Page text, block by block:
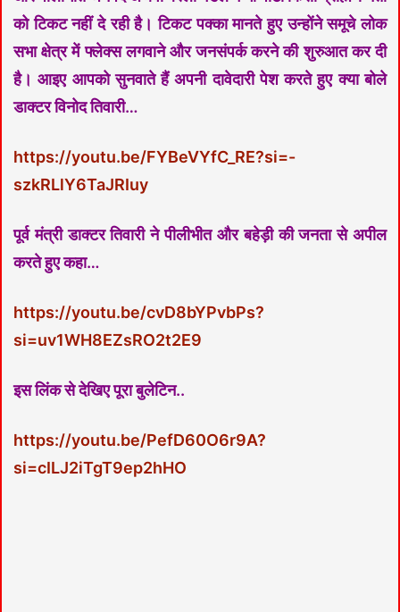
को टिकट नहीं दे रही है। टिकट पक्का मानते हुए उन्होंने समूचे लोक
सभा क्षेत्र में फ्लेक्स लगवाने और जनसंपर्क करने की शुरुआत कर दी
है। आइए आपको सुनवाते हैं अपनी दावेदारी पेश करते हुए क्या बोले
डाक्टर विनोद तिवारी…
https://youtu.be/FYBeVYfC_RE?si=-
szkRLlY6TaJRIuy
पूर्व मंत्री डाक्टर तिवारी ने पीलीभीत और बहेड़ी की जनता से अपील
करते हुए कहा…
https://youtu.be/cvD8bYPvbPs?
si=uv1WH8EZsRO2t2E9
इस लिंक से देखिए पूरा बुलेटिन..
https://youtu.be/PefD60O6r9A?
si=cILJ2iTgT9ep2hHO